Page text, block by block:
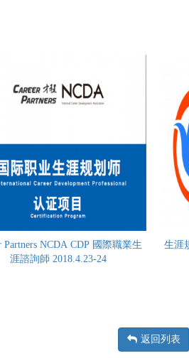
Partners NCDA CDP 國際職業生
涯諮詢師 2018.4.23-24
生涯
返回列表